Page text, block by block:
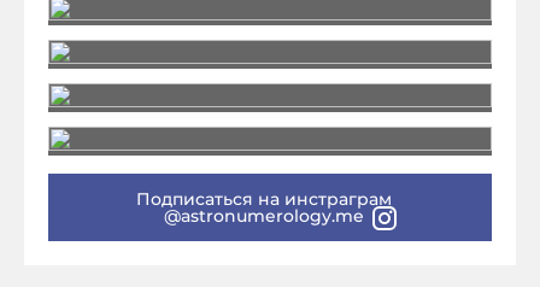
Подписаться на инстраграм
@astronumerology.me